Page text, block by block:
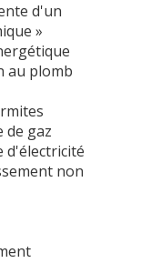
d'un
»
au plomb
de gaz
d'électricité
non